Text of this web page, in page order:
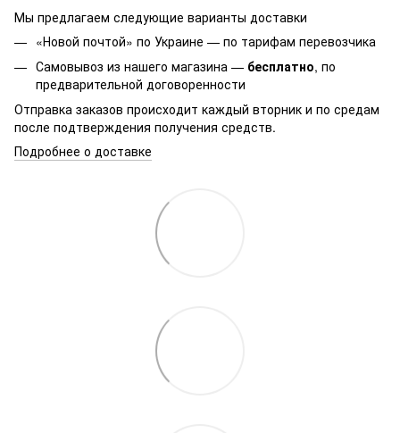
Мы предлагаем следующие варианты доставки
«Новой почтой» по Украине — по тарифам перевозчика
Самовывоз из нашего магазина — бесплатно, по
предварительной договоренности
Отправка заказов происходит каждый вторник и по средам
после подтверждения получения средств.
Подробнее о доставке